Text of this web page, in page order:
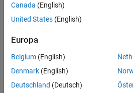
Ordenar por
Guardar
empleos
seleccionados
No se
Canada (English)
United States (English)
Europa
Belgium (English)
Denmark (English)
Deutschland (Deutsch)